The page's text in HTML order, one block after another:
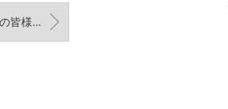
■はじましての皆様へ■